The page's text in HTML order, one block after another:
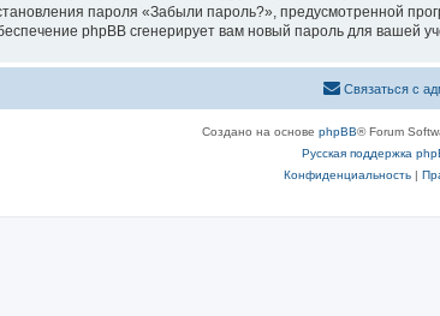
пароля «Забыли пароль?», предусмотренной
phpBB сгенерирует вам новый пароль для вашей
Связаться с
Создано на основе phpBB® Forum
Русская поддержка
Конфиденциальность|